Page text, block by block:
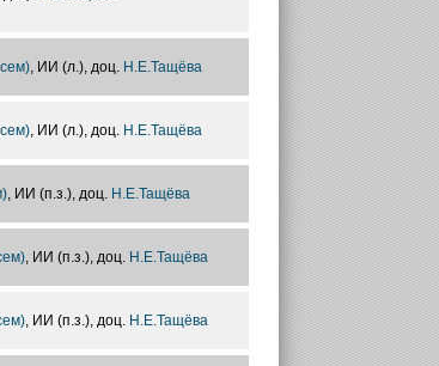
, ИИ (л.), доц. Н.Е.Тащёва
, ИИ (л.), доц. Н.Е.Тащёва
, ИИ (п.з.), доц. Н.Е.Тащёва
, ИИ (п.з.), доц. Н.Е.Тащёва
, ИИ (п.з.), доц. Н.Е.Тащёва